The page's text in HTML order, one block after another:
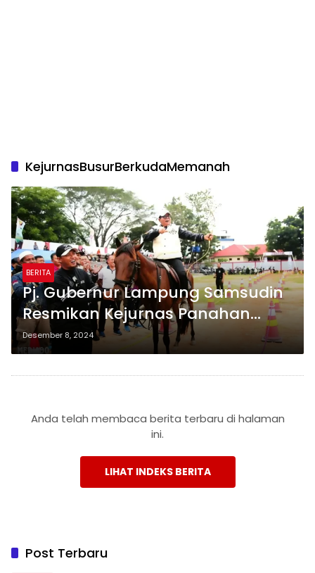
KejurnasBusurBerkudaMemanah
BERITA
Pj. Gubernur Lampung Samsudin
Resmikan Kejurnas Panahan
Berkuda Piala Gubernur 2024, Ini
Daftar Pemenangnya
Desember 8, 2024
Anda telah membaca berita terbaru di halaman
ini.
LIHAT INDEKS BERITA
Post Terbaru